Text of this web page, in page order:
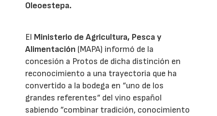
Oleoestepa.
El Ministerio de Agricultura, Pesca y
Alimentación (MAPA) informó de la
concesión a Protos de dicha distinción en
reconocimiento a una trayectoria que ha
convertido a la bodega en “uno de los
grandes referentes“ del vino español
sabiendo ”combinar tradición, conocimiento